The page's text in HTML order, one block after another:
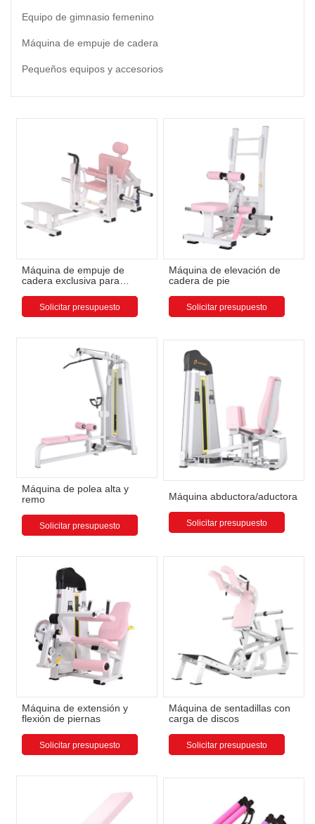
Equipo de gimnasio femenino
Máquina de empuje de cadera
Pequeños equipos y accesorios
Máquina de empuje de
cadera exclusiva para
Solicitar presupuesto
Máquina de elevación de
cadera de pie
Solicitar presupuesto
Máquina de polea alta y
remo
Solicitar presupuesto
Máquina abductora/aductora
Solicitar presupuesto
Máquina de extensión y
flexión de piernas
Solicitar presupuesto
Máquina de sentadillas con
carga de discos
Solicitar presupuesto